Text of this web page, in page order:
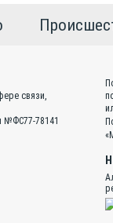
связи,
№ФС77-78141